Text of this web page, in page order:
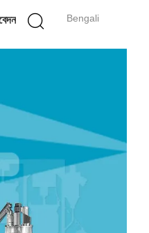
Bengali